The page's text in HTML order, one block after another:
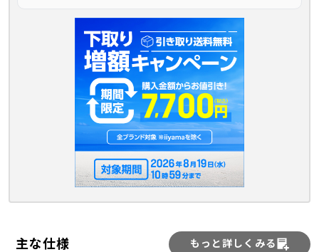
主な仕様 もっと詳しくみる